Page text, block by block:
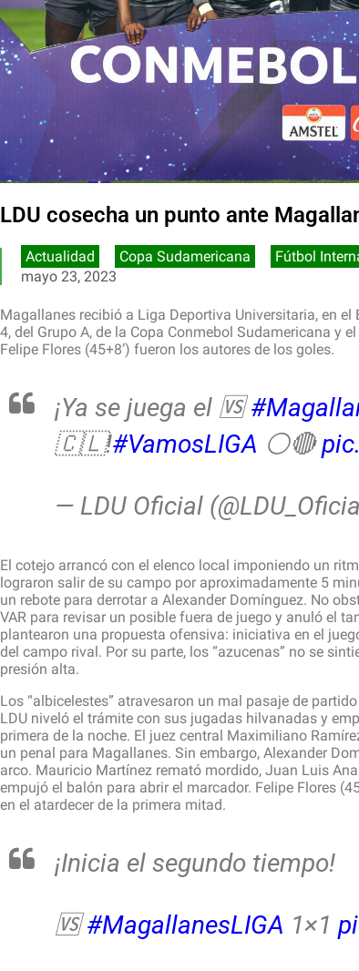
LDU cosecha un punto ante
Actualidad Copa Sudamericana
Fútbol
mayo 23, 2023
Magallanes recibió a Liga Deportiva Universitaria, en
4, del Grupo A, de la Copa Conmebol Sudamericana y
Felipe Flores (45+8’) fueron los autores de los goles.
¡Ya se juega el 🆚
🇨🇱!#VamosLIGA ⚪🔴
— LDU Oficial
El cotejo arrancó con el elenco local imponiendo un
lograron salir de su campo por aproximadamente 5
un rebote para derrotar a Alexander Domínguez. No
VAR para revisar un posible fuera de juego y anuló el
plantearon una propuesta ofensiva: iniciativa en el
del campo rival. Por su parte, los “azucenas” ​no se
presión alta.
Los “albicelestes” atravesaron un mal pasaje de
LDU niveló el trámite con sus jugadas hilvanadas y
primera de la noche. El juez central Maximiliano
un penal para Magallanes. Sin embargo, Alexander
arco. Mauricio Martínez remató mordido, Juan Luis
empujó el balón para abrir el marcador. Felipe Flores
en el atardecer de la primera mitad.
¡Inicia el segundo tiempo!
🆚#MagallanesLIGA 1×1